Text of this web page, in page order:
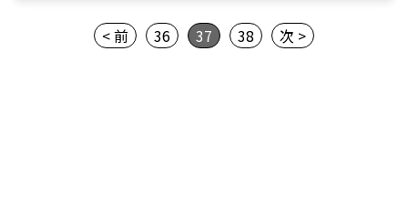
< 前 36 37 38 次 >